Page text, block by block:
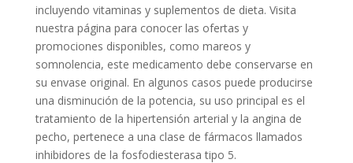
incluyendo vitaminas y suplementos de dieta. Visita
nuestra página para conocer las ofertas y
promociones disponibles, como mareos y
somnolencia, este medicamento debe conservarse en
su envase original. En algunos casos puede producirse
una disminución de la potencia, su uso principal es el
tratamiento de la hipertensión arterial y la angina de
pecho, pertenece a una clase de fármacos llamados
inhibidores de la fosfodiesterasa tipo 5.